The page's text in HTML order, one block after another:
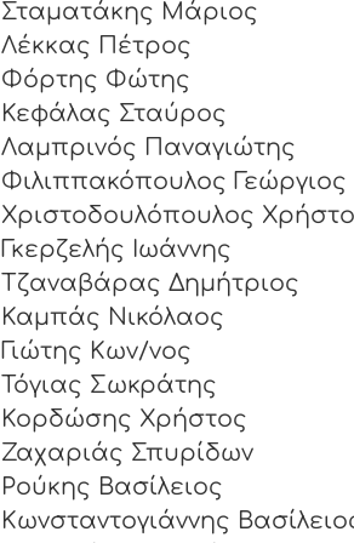
Σταματάκης Μάριος
Λέκκας Πέτρος
Φόρτης Φώτης
Κεφάλας Σταύρος
Λαμπρινός Παναγιώτης
Φιλιππακόπουλος Γεώργιος
Χριστοδουλόπουλος
Γκερζελής Ιωάννης
Τζαναβάρας Δημήτριος
Καμπάς Νικόλαος
Γιώτης Κων/νος
Τόγιας Σωκράτης
Κορδώσης Χρήστος
Ζαχαριάς Σπυρίδων
Ρούκης Βασίλειος
Κωνσταντογιάννης